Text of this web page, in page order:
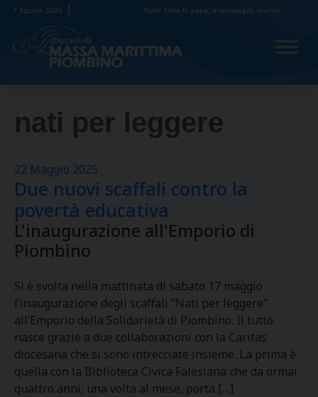
Skip
content
7 Agosto 2026 Santi Sisto II, papa, e compagni, martiri
nati per leggere
22 Maggio 2025
Due nuovi scaffali contro la
povertà educativa
L'inaugurazione all'Emporio di
Piombino
Si è svolta nella mattinata di sabato 17 maggio
l’inaugurazione degli scaffali “Nati per leggere”
all’Emporio della Solidarietà di Piombino. Il tutto
nasce grazie a due collaborazioni con la Caritas
diocesana che si sono intrecciate insieme. La prima è
quella con la Biblioteca Civica Falesiana che da ormai
quattro anni, una volta al mese, porta […]